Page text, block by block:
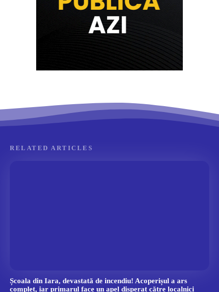
RELATED ARTICLES
Școala din Iara, devastată de incendiu! Acoperișul a ars
complet, iar primarul face un apel disperat către localnici